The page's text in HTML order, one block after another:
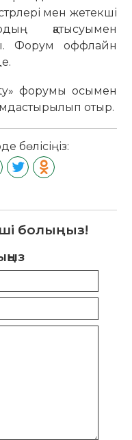
мен жетекші
қатысуымен
Форум оффлайн
форумы осымен
отыр.
бөлісіңіз:
болыңыз!